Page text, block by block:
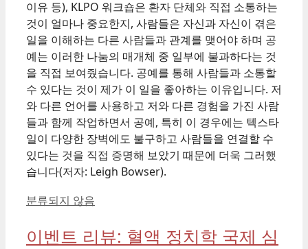
이유 등), KLPO 워크숍은 환자 단체와 직접 소통하는
것이 얼마나 중요한지, 사람들은 자신과 자신이 겪은
일을 이해하는 다른 사람들과 관계를 맺어야 하며 공
예는 이러한 나눔의 매개체 중 일부에 불과하다는 것
을 직접 보여줬습니다. 공예를 통해 사람들과 소통할
수 있다는 것이 제가 이 일을 좋아하는 이유입니다. 저
와 다른 언어를 사용하고 저와 다른 경험을 가진 사람
들과 함께 작업하면서 공예, 특히 이 경우에는 텍스타
일이 다양한 장벽에도 불구하고 사람들을 연결할 수
있다는 것을 직접 증명해 보았기 때문에 더욱 그러했
습니다(저자: Leigh Bowser).
Categories
분류되지 않음
이벤트 리뷰: 혈액 정치학 국제 심